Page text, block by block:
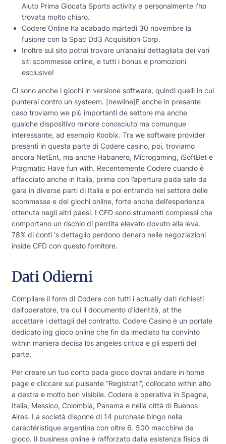
Aiuto Prima Giocata Sports activity e personalmente l’ho
trovata molto chiaro.
Codere Online ha acabado martedì 30 novembre la
fusione con la Spac Dd3 Acquisition Corp.
Inoltre sul sito potrai trovare un’analisi dettagliata dei vari
siti scommesse online, e tutti i bonus e promozioni
esclusive!
Ci sono anche i giochi in versione software, quindi quelli in cui
punterai contro un systeem. [newline]E anche in presente
caso troviamo we più importanti de settore ma anche
qualche dispositivo minore conosciuto ma comunque
interessante, ad esempio Koobix. Tra we software provider
presenti in questa parte di Codere casino, poi, troviamo
ancora NetEnt, ma anche Habanero, Microgaming, iSoftBet e
Pragmatic Have fun with. Recentemente Codere cuando è
affacciato anche in Italia, prima con l’apertura pada sale da
gara in diverse parti di Italia e poi entrando nel settore delle
scommesse e dei giochi online, forte anche dell’esperienza
ottenuta negli altri paesi. I CFD sono strumenti complessi che
comportano un rischio di perdita elevato dovuto alla leva.
78% di conti ‘s dettaglio perdono denaro nelle negoziazioni
inside CFD con questo fornitore.
Dati Odierni
Compilare il form di Codere con tutti i actually dati richiesti
dall’operatore, tra cui il documento d’identità, at the
accettare i dettagli del contratto. Codere Casino è un portale
dedicato ing gioco online che fin da imediato ha convinto
within maniera decisa los angeles critica e gli esperti del
parte.
Per creare un tuo conto pada gioco dovrai andare in home
page e cliccare sul pulsante “Registrati”, collocato within alto
a destra e molto ben visibile. Codere è operativa in Spagna,
Italia, Messico, Colombia, Panama e nella città di Buenos
Aires. La società dispone di 14 purchase bingo nella
caractéristique argentina con oltre 6. 500 macchine da
gioco. Il business online è rafforzato dalla esistenza fisica di